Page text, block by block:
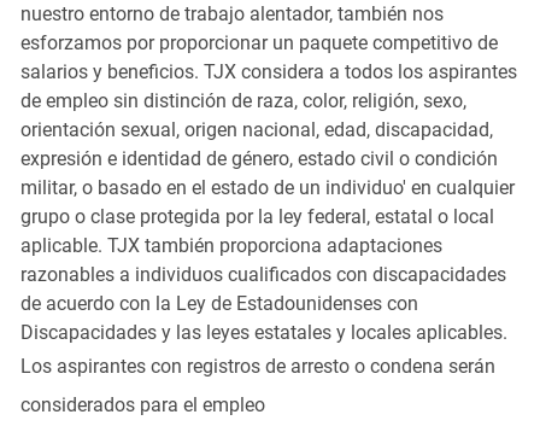
nuestro entorno de trabajo alentador, también nos
esforzamos por proporcionar un paquete competitivo de
salarios y beneficios. TJX considera a todos los aspirantes
de empleo sin distinción de raza, color, religión, sexo,
orientación sexual, origen nacional, edad, discapacidad,
expresión e identidad de género, estado civil o condición
militar, o basado en el estado de un individuo' en cualquier
grupo o clase protegida por la ley federal, estatal o local
aplicable. TJX también proporciona adaptaciones
razonables a individuos cualificados con discapacidades
de acuerdo con la Ley de Estadounidenses con
Discapacidades y las leyes estatales y locales aplicables.
Los aspirantes con registros de arresto o condena serán
considerados para el empleo